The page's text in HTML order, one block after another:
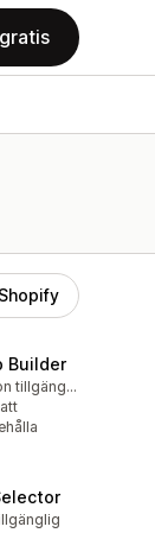
Builder
Gratis testversion tillgänglig